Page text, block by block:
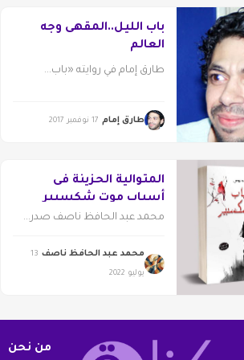
باب الليل..المقهى وجه
العالم
طارق إمام في روايته «باب...
طارق إمام 17 نوفمبر 2017
المتوالية الحزينة فى
أسباب موت شكسبير
محمد عبد الحافظ ناصف صدر...
محمد عبد الحافظ ناصف 13
يوليو 2022
من نحن